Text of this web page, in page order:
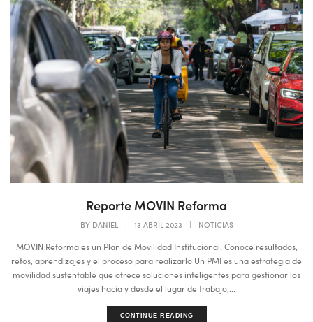
Reporte MOVIN Reforma
BY DANIEL | 13 ABRIL 2023 | NOTICIAS
MOVIN Reforma es un Plan de Movilidad Institucional. Conoce resultados,
retos, aprendizajes y el proceso para realizarlo Un PMI es una estrategia de
movilidad sustentable que ofrece soluciones inteligentes para gestionar los
viajes hacia y desde el lugar de trabajo,...
CONTINUE READING